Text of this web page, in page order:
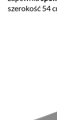
szerokość 54